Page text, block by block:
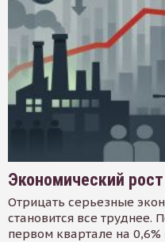
Экономический
Отрицать серьезные
становится все
первом квартале на